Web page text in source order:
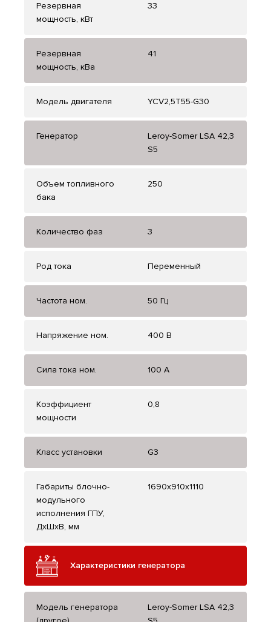
Резервная
мощность, кВт
33
Резервная
мощность, кВа
41
Модель двигателя YCV2,5T55-G30
Генератор
Leroy-Somer LSA 42,3
S5
Объем топливного
бака
250
Количество фаз 3
Род тока Переменный
Частота ном. 50 Гц
Напряжение ном. 400 В
Сила тока ном. 100 А
Коэффициент
мощности
0,8
Класс установки G3
Габариты блочно-
модульного
исполнения ГПУ,
ДхШхВ, мм
1690х910х1110
Характеристики генератора
Модель генератора
Leroy-Somer LSA 42,3